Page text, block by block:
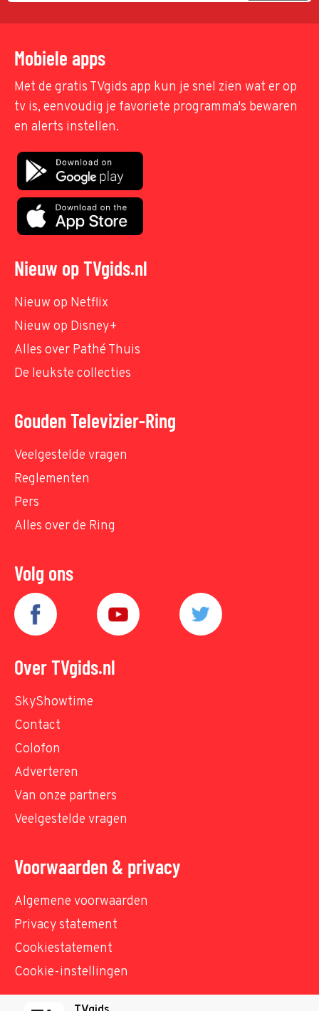
Mobiele apps
Met de gratis TVgids app kun je snel zien wat er op
tv is, eenvoudig je favoriete programma's bewaren
en alerts instellen.
Nieuw op TVgids.nl
Nieuw op Netflix
Nieuw op Disney+
Alles over Pathé Thuis
De leukste collecties
Gouden Televizier-Ring
Veelgestelde vragen
Reglementen
Pers
Alles over de Ring
Volg ons
Over TVgids.nl
SkyShowtime
Contact
Colofon
Adverteren
Van onze partners
Veelgestelde vragen
Voorwaarden & privacy
Algemene voorwaarden
Privacy statement
Cookiestatement
Cookie-instellingen